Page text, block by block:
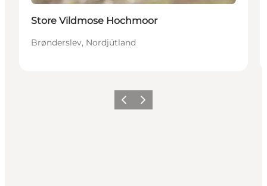
Store Vildmose Hochmoor
Brønderslev, Nordjütland
ZurückWeiter